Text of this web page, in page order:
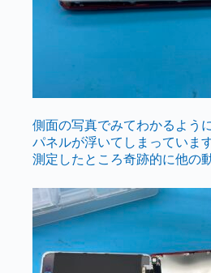
側面の写真でみてわかるよう
パネルが浮いてしまっています
測定したところ奇跡的に他の